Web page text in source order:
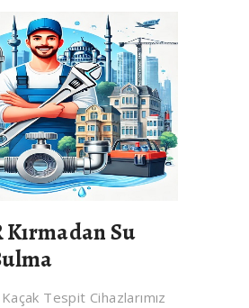
Su
Tespit Cihazlarımız